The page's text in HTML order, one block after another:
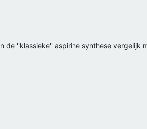
de ''klassieke'' aspirine synthese vergelijk